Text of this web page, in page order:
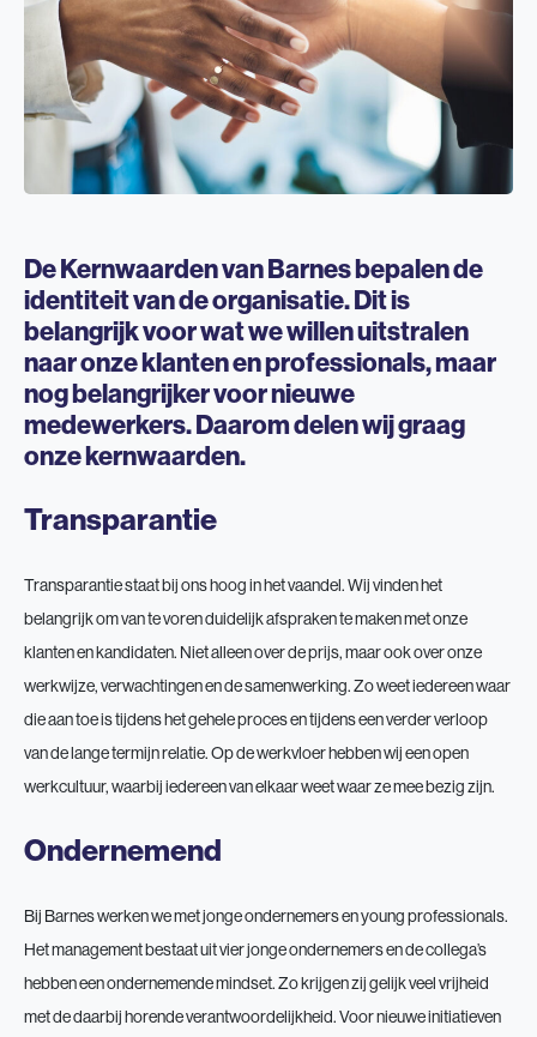
De Kernwaarden van Barnes bepalen de
identiteit van de organisatie. Dit is
belangrijk voor wat we willen uitstralen
naar onze klanten en professionals, maar
nog belangrijker voor nieuwe
medewerkers. Daarom delen wij graag
onze kernwaarden.
Transparantie
Transparantie staat bij ons hoog in het vaandel. Wij vinden het
belangrijk om van te voren duidelijk afspraken te maken met onze
klanten en kandidaten. Niet alleen over de prijs, maar ook over onze
werkwijze, verwachtingen en de samenwerking. Zo weet iedereen waar
die aan toe is tijdens het gehele proces en tijdens een verder verloop
van de lange termijn relatie. Op de werkvloer hebben wij een open
werkcultuur, waarbij iedereen van elkaar weet waar ze mee bezig zijn.
Ondernemend
Bij Barnes werken we met jonge ondernemers en young professionals.
Het management bestaat uit vier jonge ondernemers en de collega’s
hebben een ondernemende mindset. Zo krijgen zij gelijk veel vrijheid
met de daarbij horende verantwoordelijkheid. Voor nieuwe initiatieven